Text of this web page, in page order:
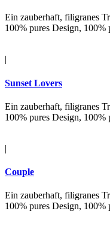
Ein zauberhaft, filigranes
100% pures Design,
|
Sunset Lovers
Ein zauberhaft, filigranes
100% pures Design,
|
Couple
Ein zauberhaft, filigranes
100% pures Design,